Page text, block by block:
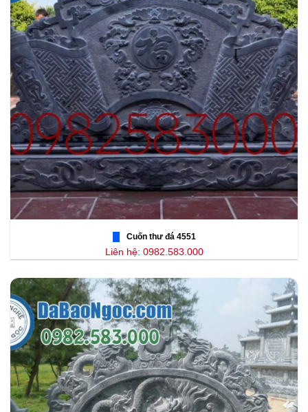
Cuốn thư đá 4551
Liên hệ: 0982.583.000